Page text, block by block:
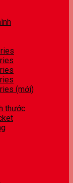
(mới)
thước